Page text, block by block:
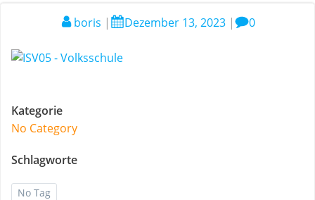
boris | Dezember 13, 2023 | 0
Kategorie
No Category
Schlagworte
No Tag